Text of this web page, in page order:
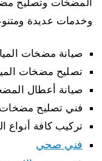
وخدمات عديدة
صيانة مضخات
تصليح مضخات
صيانة أعطال
فني تصليح مضخات
تركيب كافة أنواع
فني صحي